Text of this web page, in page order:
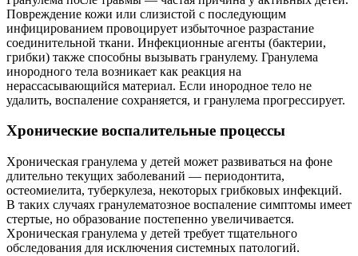
Повреждение кожи или слизистой с последующим
инфицированием провоцирует избыточное разрастание
соединительной ткани. Инфекционные агенты (бактерии,
грибки) также способны вызывать гранулему. Гранулема
инородного тела возникает как реакция на
нерассасывающийся материал. Если инородное тело не
удалить, воспаление сохраняется, и гранулема прогрессирует.
Хронические воспалительные процессы
Хроническая гранулема у детей может развиваться на фоне
длительно текущих заболеваний — периодонтита,
остеомиелита, туберкулеза, некоторых грибковых инфекций.
В таких случаях гранулематозное воспаление симптомы имеет
стертые, но образование постепенно увеличивается.
Хроническая гранулема у детей требует тщательного
обследования для исключения системных патологий.